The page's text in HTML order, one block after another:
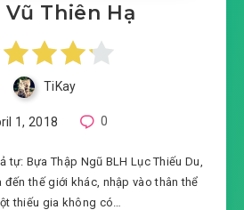
Vũ Thiên Hạ
TiKay
1, 2018 0
tự: Bựa Thập Ngũ BLH Lục Thiếu Du,
đến thế giới khác, nhập vào thân thể
thiếu gia không có…